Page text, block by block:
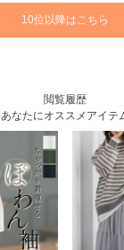
10位以降はこちら
閲覧履歴
あなたにオススメアイテ